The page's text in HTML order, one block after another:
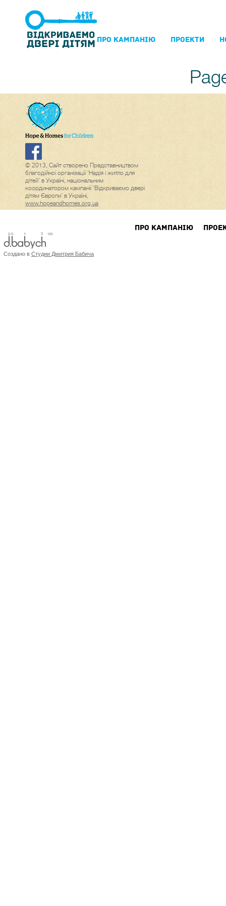
ПРО КАМПАНIЮ ПРОЕКТИ
© 2013, Сайт створено Представництвом
благодійної організації ‘Надія і житло для
дітей’ в Україні, національним
координатором кампанії ‘Відкриваємо двері
дітям Європи’ в Україні,
www.hopeandhomes.org.ua
ПРО КАМПАНIЮ
Создано в Студии Дмитрия Бабича